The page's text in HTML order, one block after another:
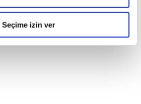
Seçime izin ver